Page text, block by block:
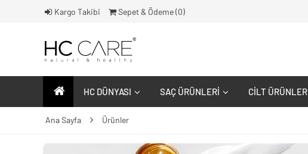
Kargo Takibi Sepet & Ödeme ( 0)
HC DÜNYASI SAÇ ÜRÜNLERI CILT ÜRÜNLERI
Ana Sayfa Ürünler